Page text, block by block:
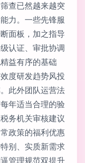
查已然越来越突
力。一些先锋服
面板，加之指导
认证、审批协调
益有序的基础
度研发趋势风投
此外团队运营法
年适当合理的验
务机关审核建议
政策的福利优惠
别、实质新需求
管理规范双提升